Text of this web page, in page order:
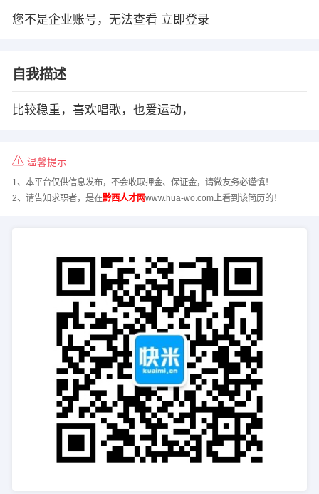
您不是企业账号，无法查看 立即登录
自我描述
比较稳重，喜欢唱歌，也爱运动，
温馨提示
1、本平台仅供信息发布，不会收取押金、保证金，请微友务必谨慎！
2、请告知求职者，是在黔西人才网www.hua-wo.com上看到该简历的！